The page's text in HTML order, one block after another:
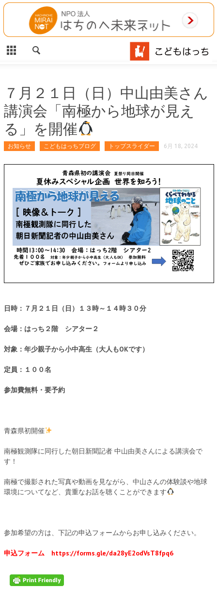
CLOSE
HOME
相談事業
MAP
運営団体
７月２１日（日）中山由美さん
講演会「南極から地球が見え
る」を開催
お知らせ こどもはっちブログ トップスライダー 6月 18, 2024
日時：７月２１日（日） １３時～１４時３０分
会場：はっち２階 シアター２
対象：年少親子から小中高生（大人もOKです）
定員：１００名
参加費無料・ 要予約
青森県初開催
南極観測隊に同行した朝日新聞記者 中山由美さんによる講演会で
す！
南極で撮影された写真や動画を見ながら、中山さんの体験談や地球
環境についてなど、貴重なお話を聴くことができます
参加希望の方は、下記の申込フォームからお申し込みください。
申込フォーム https://forms.gle/da28yE2odVsT8fpq6